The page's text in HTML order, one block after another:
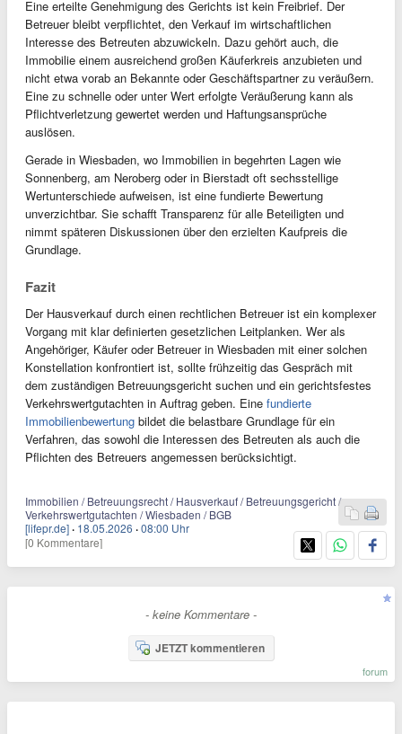
Eine erteilte Genehmigung des Gerichts ist kein Freibrief. Der
Betreuer bleibt verpflichtet, den Verkauf im wirtschaftlichen
Interesse des Betreuten abzuwickeln. Dazu gehört auch, die
Immobilie einem ausreichend großen Käuferkreis anzubieten und
nicht etwa vorab an Bekannte oder Geschäftspartner zu veräußern.
Eine zu schnelle oder unter Wert erfolgte Veräußerung kann als
Pflichtverletzung gewertet werden und Haftungsansprüche
auslösen.
Gerade in Wiesbaden, wo Immobilien in begehrten Lagen wie
Sonnenberg, am Neroberg oder in Bierstadt oft sechsstellige
Wertunterschiede aufweisen, ist eine fundierte Bewertung
unverzichtbar. Sie schafft Transparenz für alle Beteiligten und
nimmt späteren Diskussionen über den erzielten Kaufpreis die
Grundlage.
Fazit
Der Hausverkauf durch einen rechtlichen Betreuer ist ein komplexer
Vorgang mit klar definierten gesetzlichen Leitplanken. Wer als
Angehöriger, Käufer oder Betreuer in Wiesbaden mit einer solchen
Konstellation konfrontiert ist, sollte frühzeitig das Gespräch mit
dem zuständigen Betreuungsgericht suchen und ein gerichtsfestes
Verkehrswertgutachten in Auftrag geben. Eine fundierte
Immobilienbewertung bildet die belastbare Grundlage für ein
Verfahren, das sowohl die Interessen des Betreuten als auch die
Pflichten des Betreuers angemessen berücksichtigt.
Immobilien / Betreuungsrecht / Hausverkauf / Betreuungsgericht /
Verkehrswertgutachten / Wiesbaden / BGB
[lifepr.de] · 18.05.2026 ·08:00 Uhr
[0 Kommentare]
- keine Kommentare -
JETZT kommentieren
forum